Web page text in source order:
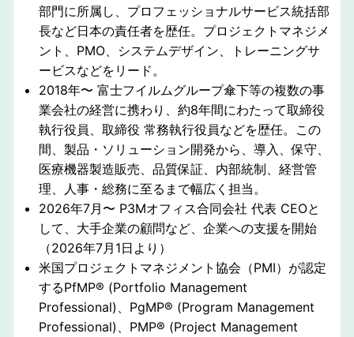
部⾨に所属し、プロフェッショナルサービス統括部
長など日本の責任者を歴任。プロジェクトマネジメ
ント、PMO、システムデザイン、トレーニングサ
ービスなどをリード。
2018年〜 富士フイルムグループ傘下等の複数の事
業会社の経営に携わり、約8年間にわたって取締役
執行役員、取締役 常務執行役員などを歴任。この
間、製品・ソリューション開発から、導入、保守、
医療機器製造販売、品質保証、内部統制、経営管
理、人事・総務に至るまで幅広く担当。
2026年7月〜 P3Mオフィス合同会社 代表 CEOと
して、大手企業の顧問など、企業への支援を開始
（2026年7月1日より）
米国プロジェクトマネジメント協会（PMI）が認定
するPfMP® (Portfolio Management
Professional)、PgMP® (Program Management
Professional)、PMP® (Project Management